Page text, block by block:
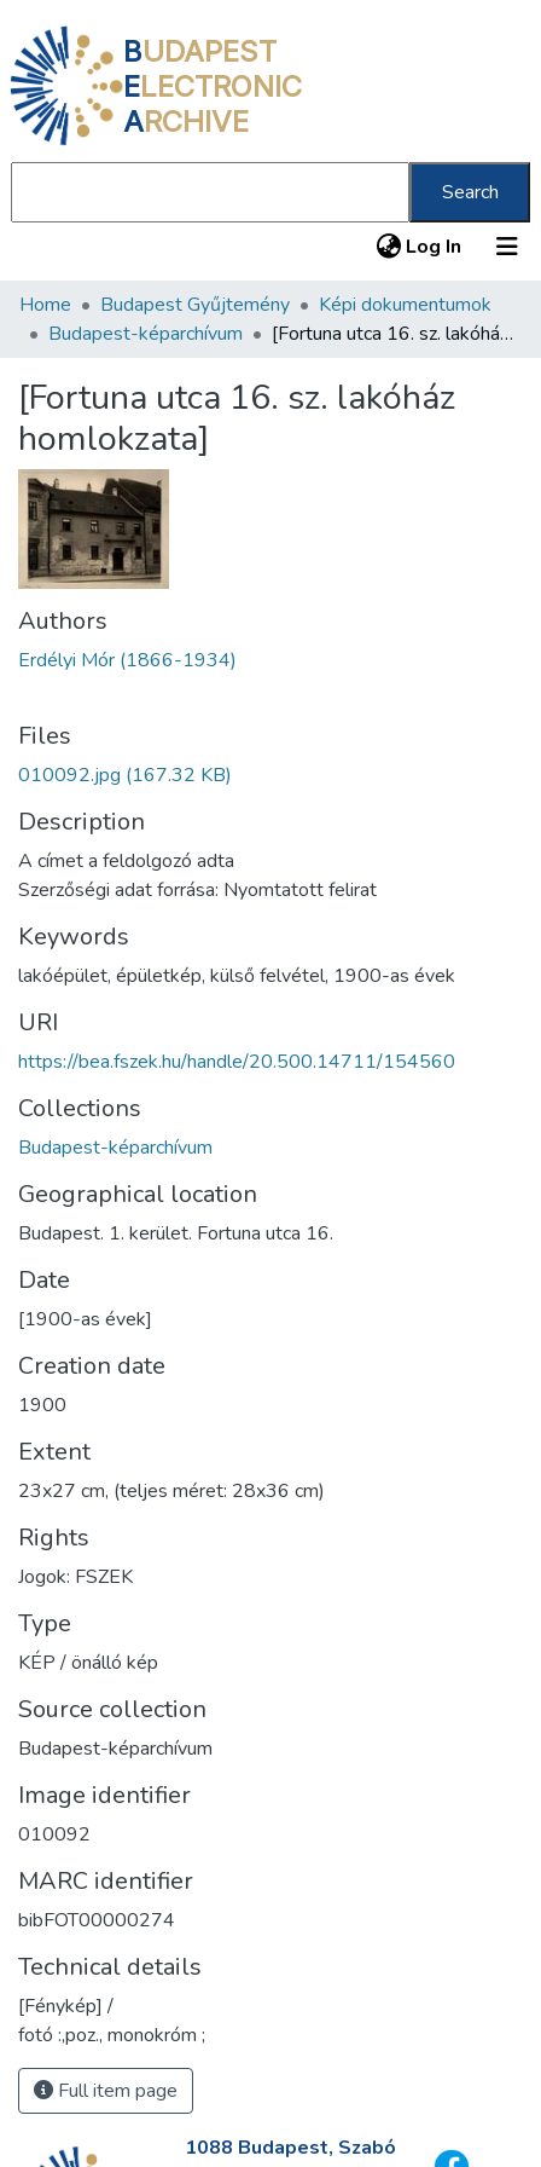
BUDAPEST
ELECTRONIC
ARCHIVE
Search
Log In (current)
Communities & Collections
Statistics
About us
Home Budapest Gyűjtemény
Képi dokumentumok
Budapest-képarchívum
[Fortuna utca 16. sz. lakóház homlokzata]
[Fortuna utca 16. sz. lakóház
homlokzata]
Authors
Erdélyi Mór (1866-1934)
Files
010092.jpg (167.32 KB)
Description
A címet a feldolgozó adta
Szerzőségi adat forrása: Nyomtatott felirat
Keywords
lakóépület, épületkép, külső felvétel, 1900-as évek
URI
https://bea.fszek.hu/handle/20.500.14711/154560
Collections
Budapest-képarchívum
Geographical location
Budapest. 1. kerület. Fortuna utca 16.
Date
[1900-as évek]
Creation date
1900
Extent
23x27 cm, (teljes méret: 28x36 cm)
Rights
Jogok: FSZEK
Type
KÉP / önálló kép
Source collection
Budapest-képarchívum
Image identifier
010092
MARC identifier
bibFOT00000274
Technical details
[Fénykép] /
fotó :,poz., monokróm ;
Full item page
1088 Budapest, Szabó